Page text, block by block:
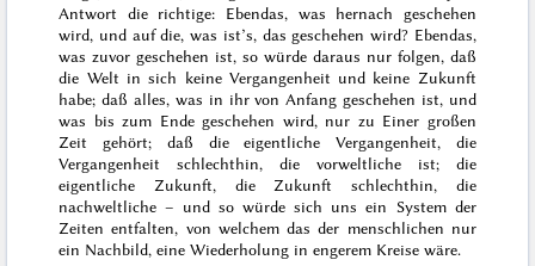
Antwort die richtige: Ebendas, was hernach geschehen
wird, und auf die, was ist’s, das geschehen wird? Ebendas,
was zuvor geschehen ist, so würde daraus nur folgen, daß
die Welt in sich keine Vergangenheit und keine Zukunft
habe; daß alles, was in ihr von Anfang geschehen ist, und
was bis zum Ende geschehen wird, nur zu Einer großen
Zeit gehört; daß die eigentliche Vergangenheit, die
Vergangenheit schlechthin, die vorweltliche ist; die
eigentliche Zukunft, die Zukunft schlechthin, die
nachweltliche – und so würde sich uns ein System der
Zeiten entfalten, von welchem das der menschlichen nur
ein Nachbild, eine Wiederholung in engerem Kreise wäre.